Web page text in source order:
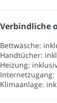
Verbindliche
Bettwäsche:
Handtücher:
Heizung:
Internetzugang:
Klimaanlage: